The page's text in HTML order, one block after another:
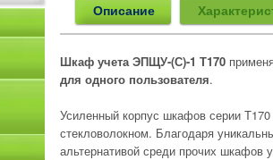
Описание
Шкаф учета ЭПЩУ-(С)-1 Т170
для одного пользователя.
Усиленный корпус шкафов серии
стекловолокном. Благодаря
альтернативой среди прочих шкафов